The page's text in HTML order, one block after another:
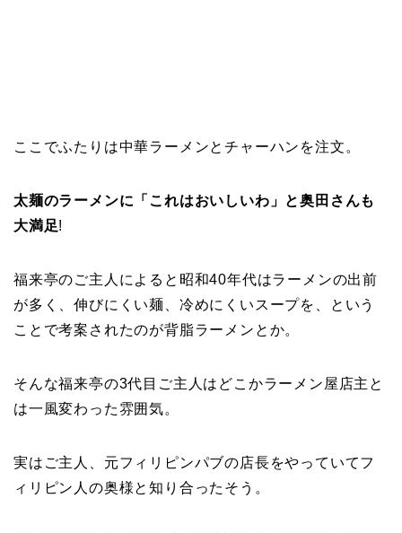
ここでふたりは中華ラーメンとチャーハンを注文。
太麺のラーメンに「これはおいしいわ」と奥田さんも
大満足!
福来亭のご主人によると昭和40年代はラーメンの出前
が多く、伸びにくい麺、冷めにくいスープを、という
ことで考案されたのが背脂ラーメンとか。
そんな福来亭の3代目ご主人はどこかラーメン屋店主と
は一風変わった雰囲気。
実はご主人、元フィリピンパブの店長をやっていてフ
ィリピン人の奥様と知り合ったそう。